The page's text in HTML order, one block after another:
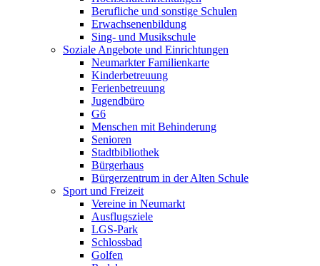
Berufliche und sonstige Schulen
Erwachsenenbildung
Sing- und Musikschule
Soziale Angebote und Einrichtungen
Neumarkter Familienkarte
Kinderbetreuung
Ferienbetreuung
Jugendbüro
G6
Menschen mit Behinderung
Senioren
Stadtbibliothek
Bürgerhaus
Bürgerzentrum in der Alten Schule
Sport und Freizeit
Vereine in Neumarkt
Ausflugsziele
LGS-Park
Schlossbad
Golfen